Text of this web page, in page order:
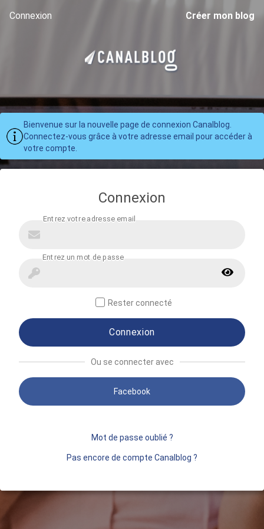
Connexion Créer mon blog
Bienvenue sur la nouvelle page de connexion Canalblog.
Connectez-vous grâce à votre adresse email pour accéder à
votre compte.
Connexion
Rester connecté
Connexion
Ou se connecter avec
Facebook
Mot de passe oublié ?
Pas encore de compte Canalblog ?